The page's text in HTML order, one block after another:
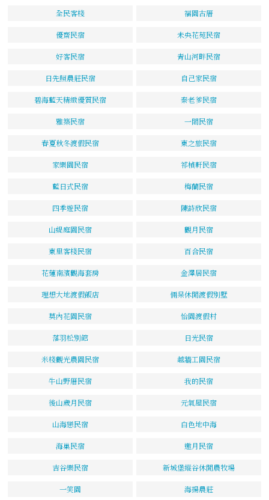
全民客棧 福園古厝
優齋民宿 未央花苑民宿
好客民宿 青山河畔民宿
日先照農莊民宿 自己家民宿
碧海藍天精緻優質民宿 秦老爹民宿
雅築民宿 一間民宿
春夏秋冬渡假民宿 東之旅民宿
家樂園民宿 祁楨軒民宿
藍日式民宿 梅蘭民宿
四季遊民宿 陳詩欣民宿
山緹庭園民宿 觀月民宿
東里客棧民宿 百合民宿
花蓮南濱觀海套房 金澤居民宿
理想大地渡假飯店 倆呆休閒渡假別墅
莫內花園民宿 怡園渡假村
落羽松別館 日光民宿
米棧觀光農園民宿 越牆工園民宿
牛山野厝民宿 我的民宿
後山歲月民宿 元氣屋民宿
山海戀民宿 白色地中海
海巢民宿 邀月民宿
吉谷樂民宿 新城堡縱谷休閒農牧場
一笑園 海揚農莊